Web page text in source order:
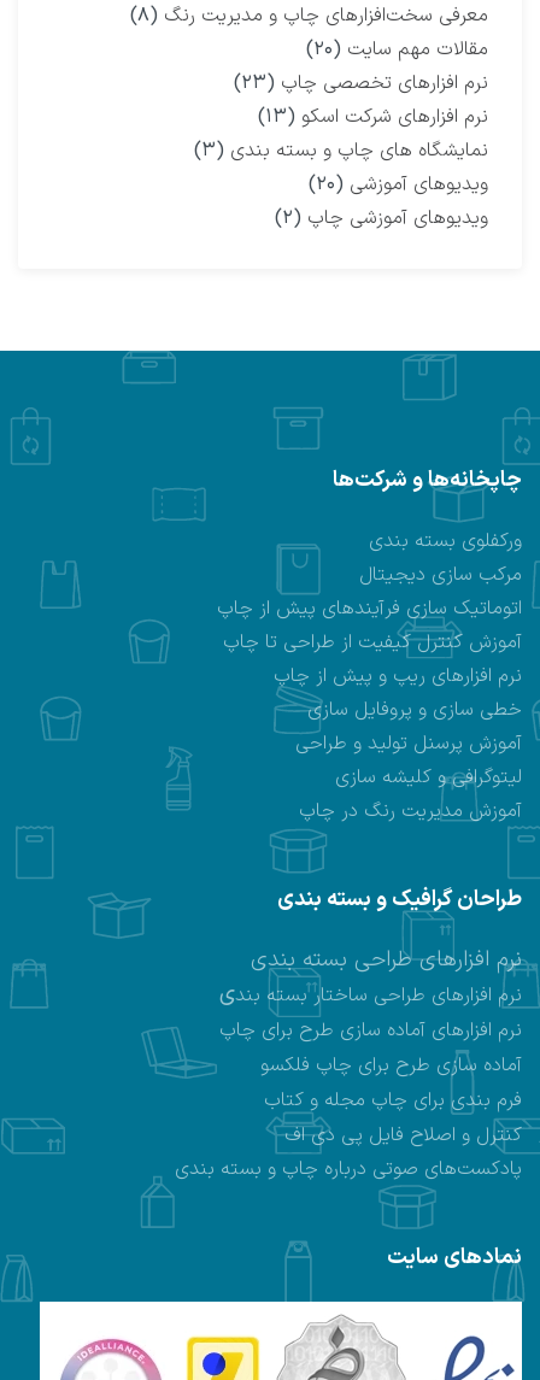
معرفی سخت‌افزارهای چاپ و مدیریت رنگ (۸)
مقالات مهم سایت (۲۰)
نرم افزارهای تخصصی چاپ (۲۳)
نرم افزارهای شرکت اسکو (۱۳)
نمایشگاه‌ های چاپ و بسته بندی (۳)
ویدیوهای آموزشی (۲۰)
ویدیوهای آموزشی چاپ (۲)
چاپخانه‌ها و شرکت‌ها
ورکفلوی بسته بندی
مرکب سازی دیجیتال
اتوماتیک سازی فرآیندهای پیش از چاپ
آموزش کنترل کیفیت از طراحی تا چاپ
نرم افزارهای ریپ و پیش از چاپ
خطی سازی و پروفایل سازی
آموزش پرسنل تولید و طراحی
لیتوگرافی و کلیشه سازی
آموزش مدیریت رنگ در چاپ
طراحان گرافیک و بسته بندی
نرم افزارهای طراحی بسته بندی
نرم افزارهای طراحی ساختار بسته بندی
نرم افزارهای آماده سازی طرح برای چاپ
آماده سازی طرح برای چاپ فلکسو
فرم بندی برای چاپ مجله و کتاب
کنترل و اصلاح فایل پی دی اف
پادکست‌های صوتی درباره چاپ و بسته بندی
نمادهای سایت